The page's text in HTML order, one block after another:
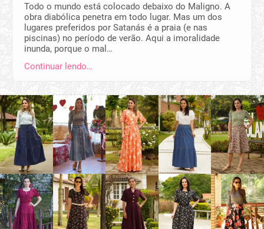
Todo o mundo está colocado debaixo do Maligno. A
obra diabólica penetra em todo lugar. Mas um dos
lugares preferidos por Satanás é a praia (e nas
piscinas) no período de verão. Aqui a imoralidade
inunda, porque o mal…
Continuar lendo…